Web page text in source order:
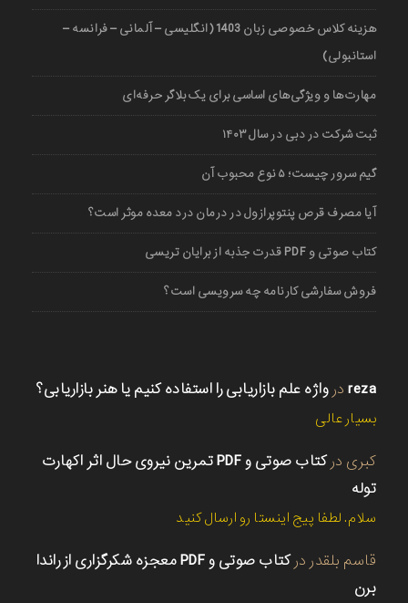
هزینه کلاس خصوصی زبان 1403 (انگلیسی – آلمانی – فرانسه –
استانبولی)
مهارت‌ها و ویژگی‌های اساسی برای یک بلاگر حرفه‌ای
ثبت شرکت در دبی در سال ۱۴۰۳
گیم سرور چیست؛ ۵ نوع محبوب آن
آیا مصرف قرص پنتوپرازول در درمان درد معده موثر است؟
کتاب صوتی و PDF قدرت جذبه از برایان تریسی
فروش سفارشی کارنامه چه سرویسی است؟
reza در واژه علم بازاریابی را استفاده کنیم یا هنر بازاریابی؟
بسیار عالی
کبری در
کتاب صوتی و PDF تمرین نیروی حال اثر اکهارت
توله
سلام. لطفا پیج اینستا رو ارسال کنید
قاسم بلقدر در
کتاب صوتی و PDF معجزه شکرگزاری از راندا
برن